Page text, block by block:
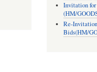
Invitation
(HM/
Re-
Bids(HM/